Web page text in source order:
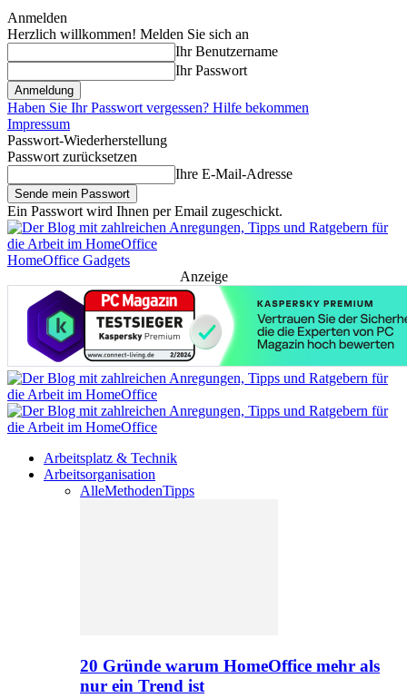
Anmelden
Herzlich willkommen! Melden Sie sich an
Ihr Benutzername
Ihr Passwort
Haben Sie Ihr Passwort vergessen? Hilfe bekommen
Impressum
Passwort-Wiederherstellung
Passwort zurücksetzen
Ihre E-Mail-Adresse
Ein Passwort wird Ihnen per Email zugeschickt.
HomeOffice Gadgets
Anzeige
Arbeitsplatz & Technik
Arbeitsorganisation
AlleMethodenTipps
20 Gründe warum HomeOffice mehr als
nur ein Trend ist